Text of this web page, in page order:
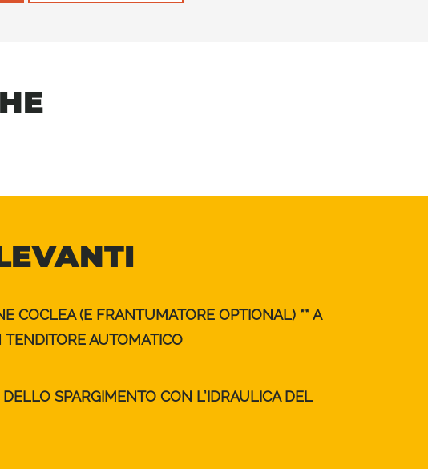
COCLEA (E FRANTUMATORE OPTIONAL) ** A
AUTOMATICO
SPARGIMENTO CON L’IDRAULICA DEL